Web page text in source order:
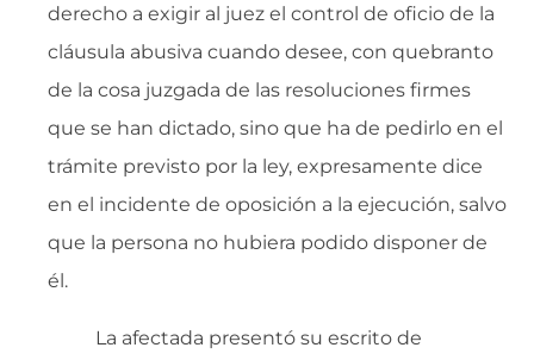
derecho a exigir al juez el control de oficio de la
cláusula abusiva cuando desee, con quebranto
de la cosa juzgada de las resoluciones firmes
que se han dictado, sino que ha de pedirlo en el
trámite previsto por la ley, expresamente dice
en el incidente de oposición a la ejecución, salvo
que la persona no hubiera podido disponer de
él.
La afectada presentó su escrito de